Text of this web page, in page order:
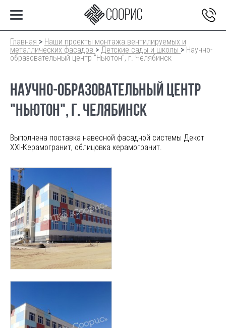
Главная > Наши проекты монтажа вентилируемых и
металлических фасадов > Детские сады и школы > Научно-
образовательный центр "Ньютон", г. Челябинск
НАУЧНО-ОБРАЗОВАТЕЛЬНЫЙ ЦЕНТР
"НЬЮТОН", Г. ЧЕЛЯБИНСК
Выполнена поставка навесной фасадной системы Декот
ХХI-Керамогранит, облицовка керамогранит.